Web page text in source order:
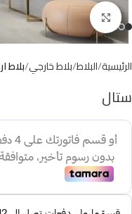
Click to enlarge
الرئيسية البلاط بلاط خارجي بلاط
ستال